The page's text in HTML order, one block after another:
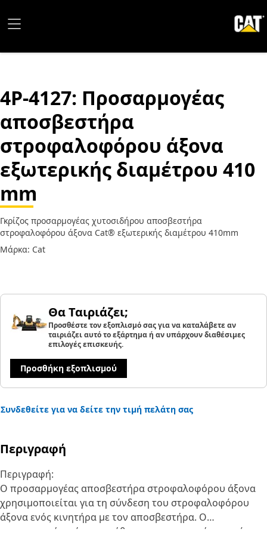
4P-4127: Προσαρμογέας
αποσβεστήρα
στροφαλοφόρου άξονα
εξωτερικής διαμέτρου 410
mm
Γκρίζος προσαρμογέας χυτοσιδήρου αποσβεστήρα
στροφαλοφόρου άξονα Cat® εξωτερικής διαμέτρου 410mm
Μάρκα: Cat
Θα Ταιριάζει;
Προσθέστε τον εξοπλισμό σας για να καταλάβετε αν
ταιριάζει αυτό το εξάρτημα ή αν υπάρχουν διαθέσιμες
επιλογές επισκευής.
Προσθήκη εξοπλισμού
Συνδεθείτε για να δείτε την τιμή πελάτη σας
Περιγραφή
Περιγραφή:
Ο προσαρμογέας αποσβεστήρα στροφαλοφόρου άξονα
χρησιμοποιείται για τη σύνδεση του στροφαλοφόρου
άξονα ενός κινητήρα με τον αποσβεστήρα. Ο
προσαρμογέας είναι συνήθως κατασκευασμένος από